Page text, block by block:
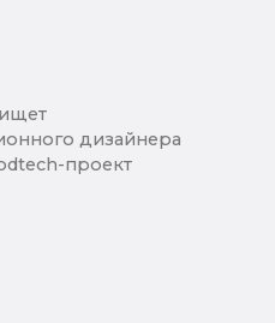
дизайнера
проект